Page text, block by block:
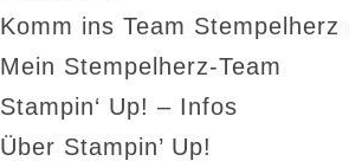
Komm ins Team
Mein Stempelherz-Team
Stampin‘ Up! – Infos
Über Stampin’ Up!